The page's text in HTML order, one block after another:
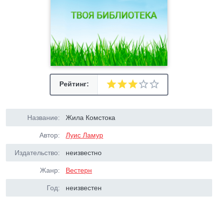
Рейтинг:
Название: Жила Комстока
Автор: Луис Ламур
Издательство: неизвестно
Жанр: Вестерн
Год: неизвестен